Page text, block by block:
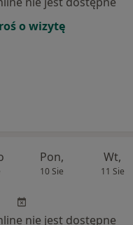
o wizytę
Pon,
10 Sie
Wt,
11 Sie
nie jest dostępne